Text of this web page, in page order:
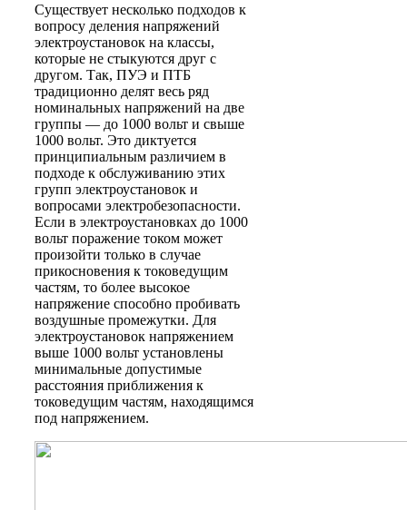
Существует несколько подходов к
вопросу деления напряжений
электроустановок на классы,
которые не стыкуются друг с
другом. Так, ПУЭ и ПТБ
традиционно делят весь ряд
номинальных напряжений на две
группы — до 1000 вольт и свыше
1000 вольт. Это диктуется
принципиальным различием в
подходе к обслуживанию этих
групп электроустановок и
вопросами электробезопасности.
Если в электроустановках до 1000
вольт поражение током может
произойти только в случае
прикосновения к токоведущим
частям, то более высокое
напряжение способно пробивать
воздушные промежутки. Для
электроустановок напряжением
выше 1000 вольт установлены
минимальные допустимые
расстояния приближения к
токоведущим частям, находящимся
под напряжением.